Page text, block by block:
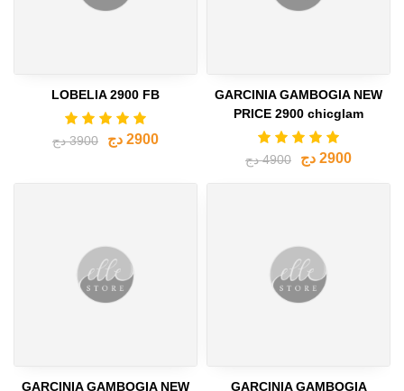
GARCINIA GAMBOGIA NEW
PRICE 2900 chicglam
2900 دج 4900 دج
LOBELIA 2900 FB
2900 دج 3900 دج
GARCINIA GAMBOGIA
GARCINIA GAMBOGIA NEW